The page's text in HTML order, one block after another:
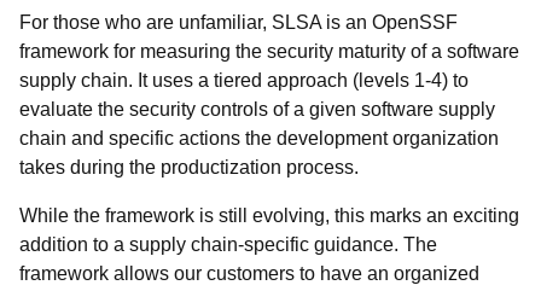
For those who are unfamiliar, SLSA is an OpenSSF
framework for measuring the security maturity of a software
supply chain. It uses a tiered approach (levels 1-4) to
evaluate the security controls of a given software supply
chain and specific actions the development organization
takes during the productization process.
While the framework is still evolving, this marks an exciting
addition to a supply chain-specific guidance. The
framework allows our customers to have an organized